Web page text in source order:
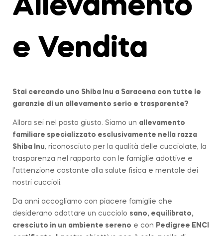
Allevamento
e Vendita
Stai cercando uno Shiba Inu a Saracena con tutte le
garanzie di un allevamento serio e trasparente?
Allora sei nel posto giusto. Siamo un allevamento
familiare specializzato esclusivamente nella razza
Shiba Inu, riconosciuto per la qualità delle cucciolate, la
trasparenza nel rapporto con le famiglie adottive e
l’attenzione costante alla salute fisica e mentale dei
nostri cuccioli.
Da anni accogliamo con piacere famiglie che
desiderano adottare un cucciolo sano, equilibrato,
cresciuto in un ambiente sereno e con Pedigree ENCI